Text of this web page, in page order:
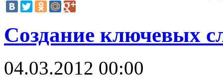
Создание ключевых
04.03.2012 00:00